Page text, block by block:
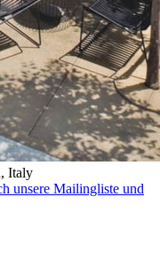
Italy
unsere Mailingliste und